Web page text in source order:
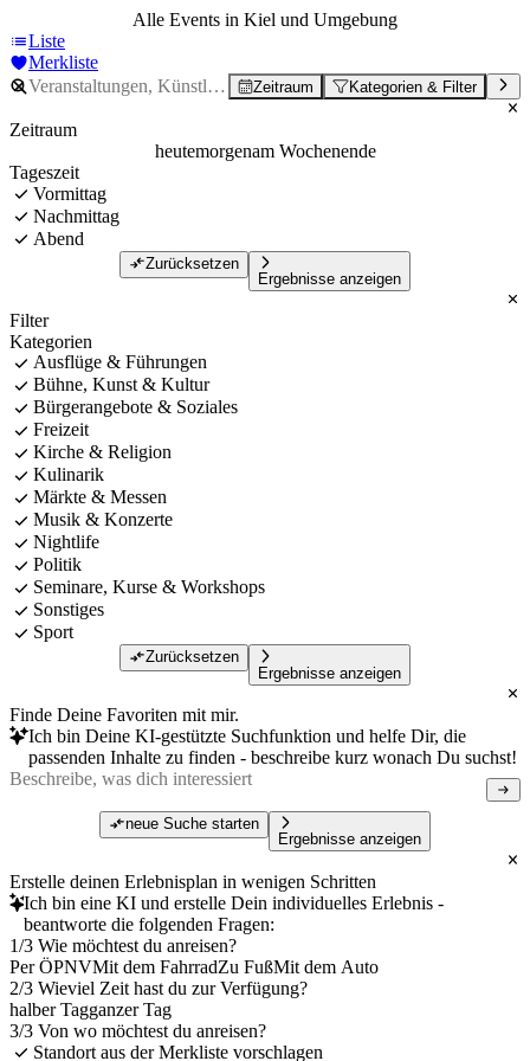
Alle Events in Kiel und Umgebung
Liste
Merkliste
Zeitraum Kategorien & Filter
Zeitraum
heutemorgenam Wochenende
Tageszeit
Vormittag
Nachmittag
Abend
Zurücksetzen
Ergebnisse anzeigen
Filter
Kategorien
Ausflüge & Führungen
Bühne, Kunst & Kultur
Bürgerangebote & Soziales
Freizeit
Kirche & Religion
Kulinarik
Märkte & Messen
Musik & Konzerte
Nightlife
Politik
Seminare, Kurse & Workshops
Sonstiges
Sport
Zurücksetzen
Ergebnisse anzeigen
Finde Deine Favoriten mit mir.
Ich bin Deine KI-gestützte Suchfunktion und helfe Dir, die
passenden Inhalte zu finden - beschreibe kurz wonach Du suchst!
neue Suche starten
Ergebnisse anzeigen
Erstelle deinen Erlebnisplan in wenigen Schritten
Ich bin eine KI und erstelle Dein individuelles Erlebnis -
beantworte die folgenden Fragen:
1/3 Wie möchtest du anreisen?
Per ÖPNVMit dem FahrradZu FußMit dem Auto
2/3 Wieviel Zeit hast du zur Verfügung?
halber Tagganzer Tag
3/3 Von wo möchtest du anreisen?
Standort aus der Merkliste vorschlagen